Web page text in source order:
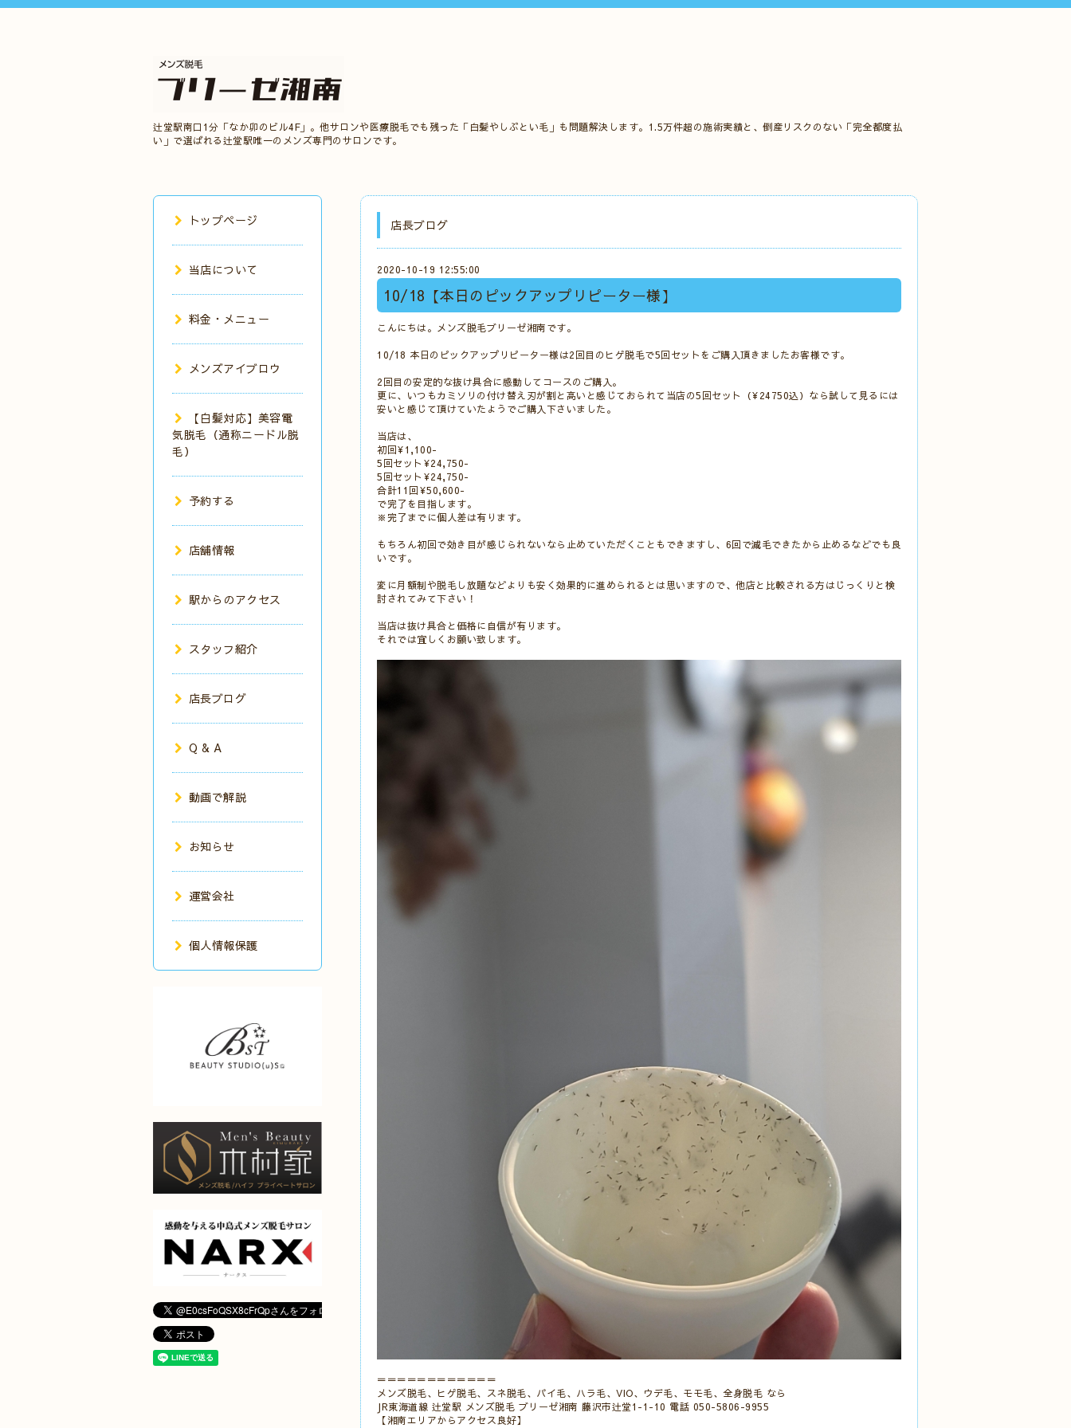
辻堂駅南口1分「なか卯のビル4F」。他サロンや医療脱毛でも残った「白髪やしぶとい毛」も問題解決します。1.5万件超の施術実績と、倒産リスクのない「完全都度払
い」で選ばれる辻堂駅唯一のメンズ専門のサロンです。
店長ブログ
2020-10-19 12:55:00
10/18【本日のピックアップリピーター様】
こんにちは。メンズ脱毛ブリーゼ湘南です。
10/18 本日のピックアップリピーター様は2回目のヒゲ脱毛で5回セットをご購入頂きましたお客様です。
2回目の安定的な抜け具合に感動してコースのご購入。
更に、いつもカミソリの付け替え刃が割と高いと感じておられて当店の5回セット（¥24750込）なら試して見るには
安いと感じて頂けていたようでご購入下さいました。
当店は、
初回¥1,100-
5回セット¥24,750-
5回セット¥24,750-
合計11回¥50,600-
で完了を目指します。
※完了までに個人差は有ります。
もちろん初回で効き目が感じられないなら止めていただくこともできますし、6回で減毛できたから止めるなどでも良
いです。
変に月額制や脱毛し放題などよりも安く効果的に進められるとは思いますので、他店と比較される方はじっくりと検
討されてみて下さい！
当店は抜け具合と価格に自信が有ります。
それでは宜しくお願い致します。
＝＝＝＝＝＝＝＝＝＝＝＝
メンズ脱毛、ヒゲ脱毛、スネ脱毛、パイ毛、ハラ毛、VIO、ウデ毛、モモ毛、全身脱毛 なら
JR東海道線 辻堂駅 メンズ脱毛 ブリーゼ湘南 藤沢市辻堂1-1-10 電話 050-5806-9955
【湘南エリアからアクセス良好】
トップページ
当店について
料金・メニュー
メンズアイブロウ
【白髪対応】美容電
気脱毛（通称ニードル脱
毛）
予約する
店舗情報
駅からのアクセス
スタッフ紹介
店長ブログ
Q & A
動画で解説
お知らせ
運営会社
個人情報保護